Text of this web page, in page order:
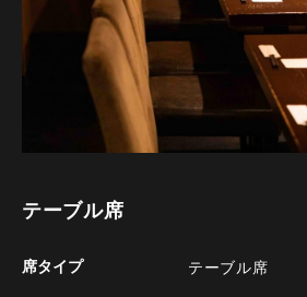
テーブル席
席タイプ テーブル席